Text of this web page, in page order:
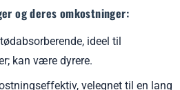
og deres omkostninger:
ideel til
kan være dyrere.
velegnet til en lang